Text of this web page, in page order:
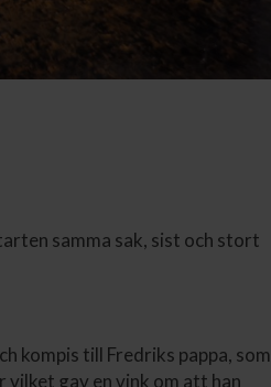
samma sak, sist och stort
kompis till Fredriks pappa, som
gav en vink om att han